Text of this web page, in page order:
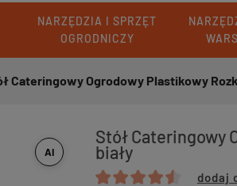
NARZĘDZIA I SPRZĘT
OGRODNICZY
Cateringowy Ogrodowy Plastikowy
AI
Stół Cateringowy
biały
dodaj